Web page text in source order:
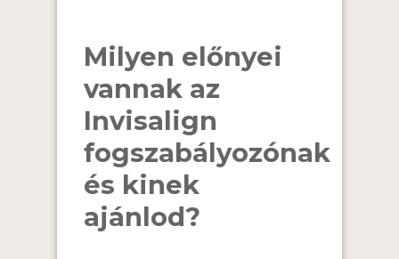
Milyen előnyei
vannak az
Invisalign
fogszabályozónak
és kinek
ajánlod?